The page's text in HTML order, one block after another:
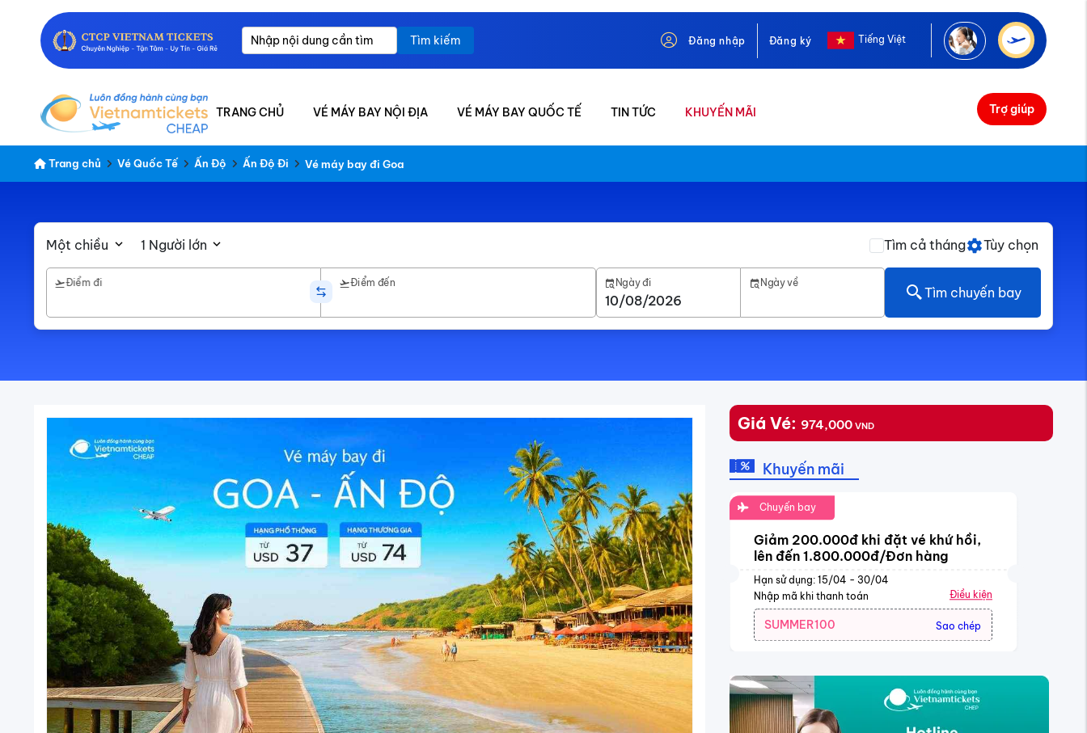
Tìm kiếm Đăng nhập Đăng ký Tiếng Việt
TRANG CHỦ VÉ MÁY BAY NỘI ĐỊA VÉ MÁY BAY QUỐC TẾ TIN TỨC KHUYẾN MÃI Trợ giúp
Trang chủ Vé Quốc Tế Ấn Độ Ấn Độ Đi Vé máy bay đi Goa
Một chiều 1 Người lớn Tìm cả tháng Tùy chọn
Điểm đi Điểm đến Ngày đi Ngày về
Tìm chuyến bay
Giá Vé: 974,000 VND
Khuyến mãi
Chuyến bay
Giảm 200.000đ khi đặt vé khứ hồi,
lên đến 1.800.000đ/Đơn hàng
Hạn sử dụng: 15/04 - 30/04
Nhập mã khi thanh toán
Điều kiện
SUMMER100 Sao chép